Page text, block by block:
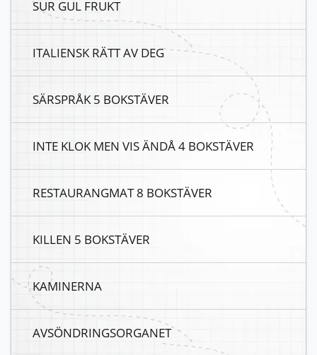
SUR GUL FRUKT
ITALIENSK RÄTT AV DEG
SÄRSPRÅK 5 BOKSTÄVER
INTE KLOK MEN VIS ÄNDÅ 4 BOKSTÄVER
RESTAURANGMAT 8 BOKSTÄVER
KILLEN 5 BOKSTÄVER
KAMINERNA
AVSÖNDRINGSORGANET